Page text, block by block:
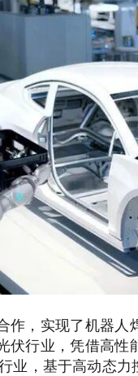
作，实现了机器
伏行业，凭借高
业，基于高动态